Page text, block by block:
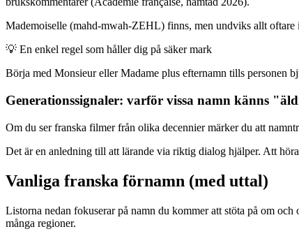
Mademoiselle (mahd-mwah-ZEHL) finns, men undviks allt oftare
💡 En enkel regel som håller dig på säker mark
Börja med Monsieur eller Madame plus efternamn tills personen
Generationssignaler: varför vissa namn känns
Om du ser franska filmer från olika decennier märker du att
Det är en anledning till att lärande via riktig dialog hjälper. Att
Vanliga franska förnamn (med uttal)
Listorna nedan fokuserar på namn du kommer att stöta på om
många regioner.